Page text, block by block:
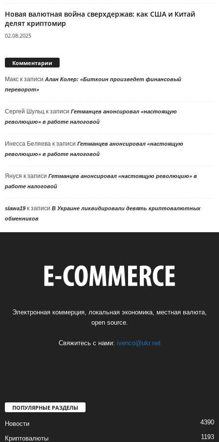
Новая валютная война сверхдержав: как США и Китай
делят криптомир
02.08.2025
Комментарии
Макс к записи Алан Колер: «Биткоин произведет финансовый
переворот»
Сергей Шульц к записи Гетманцев анонсировал «настоящую
революцию» в работе налоговой
Инесса Беляева к записи Гетманцев анонсировал «настоящую
революцию» в работе налоговой
Януся к записи Гетманцев анонсировал «настоящую революцию» в
работе налоговой
slawa19 к записи В Украине ликвидировали девять криптовалютных
обменников
Электронная коммерция, локальная экономика, местная валюта,
open source.
Свяжитесь с нами: ivenco@ukr.net
ПОПУЛЯРНЫЕ РАЗДЕЛЫ
Новости 4390
Криптовалюты 1193